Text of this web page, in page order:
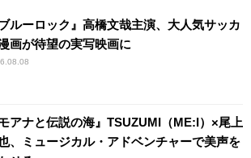
ブルーロック』高橋文哉主演、大人気サッカ
画が待望の実写映画に
モアナと伝説の海』TSUZUMI（ME:I）×尾上
、ミュージカル・アドベンチャーで美声を